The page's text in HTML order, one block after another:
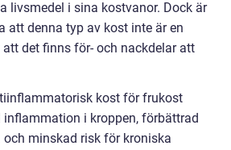
livsmedel i sina kostvanor. Dock är
att denna typ av kost inte är en
det finns för- och nackdelar att
kost för frukost
i kroppen, förbättrad
minskad risk för kroniska